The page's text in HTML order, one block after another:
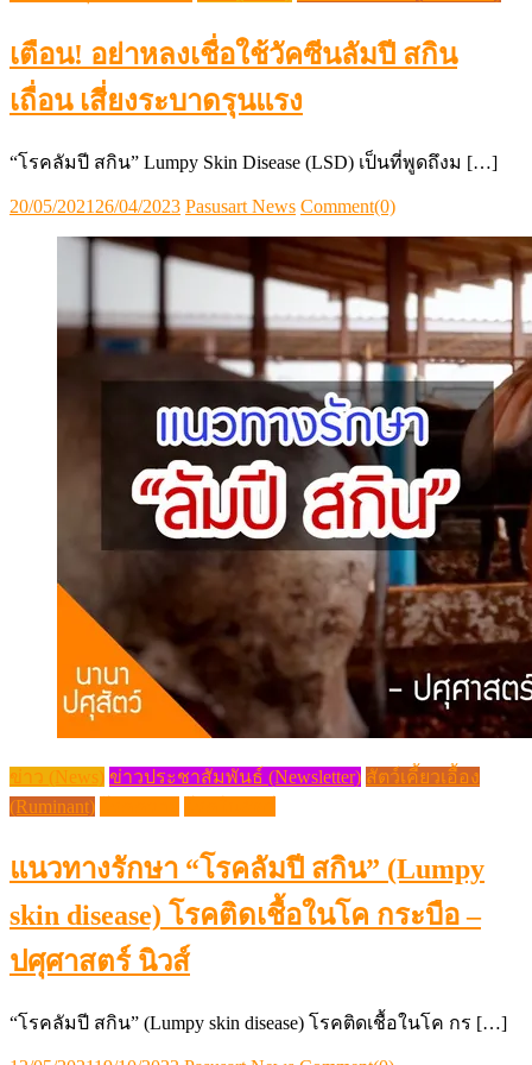
เตือน! อย่าหลงเชื่อใช้วัคซีนลัมปี สกิน
เถื่อน เสี่ยงระบาดรุนแรง
“โรคลัมปี สกิน” Lumpy Skin Disease (LSD) เป็นที่พูดถึงม […]
Posted
20/05/2021 26/04/2023 Author
Pasusart News Comment(0)
ข่าว (News) ข่าวประชาสัมพันธ์ (Newsletter) สัตว์เคี้ยวเอื้อง
(Ruminant)
แนวทางรักษา “โรคลัมปี สกิน” (Lumpy
skin disease) โรคติดเชื้อในโค กระบือ –
ปศุศาสตร์ นิวส์
“โรคลัมปี สกิน” (Lumpy skin disease) โรคติดเชื้อในโค กร […]